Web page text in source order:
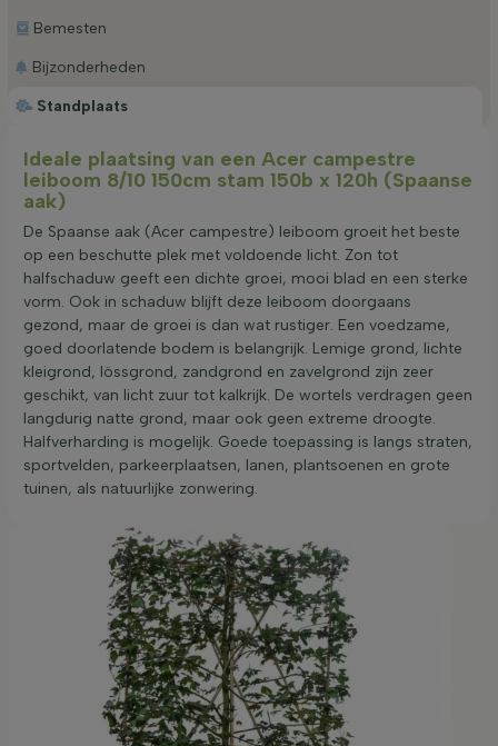
Standplaats
Bemesten
Bijzonderheden
Ideale plaatsing van een Acer campestre
leiboom 8/10 150cm stam 150b x 120h (Spaanse
aak)
De Spaanse aak (Acer campestre) leiboom groeit het beste
op een beschutte plek met voldoende licht. Zon tot
halfschaduw geeft een dichte groei, mooi blad en een sterke
vorm. Ook in schaduw blijft deze leiboom doorgaans
gezond, maar de groei is dan wat rustiger. Een voedzame,
goed doorlatende bodem is belangrijk. Lemige grond, lichte
kleigrond, lössgrond, zandgrond en zavelgrond zijn zeer
geschikt, van licht zuur tot kalkrijk. De wortels verdragen geen
langdurig natte grond, maar ook geen extreme droogte.
Halfverharding is mogelijk. Goede toepassing is langs straten,
sportvelden, parkeerplaatsen, lanen, plantsoenen en grote
tuinen, als natuurlijke zonwering.